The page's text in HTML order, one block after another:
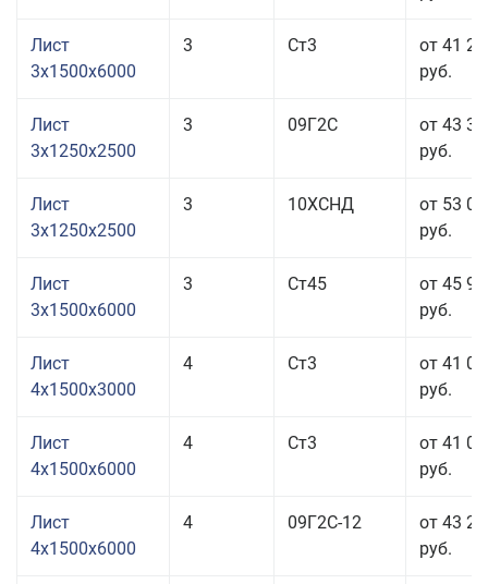
Лист
3x1500x6000
3 Ст3
от 41
руб.
Лист
3x1250x2500
3 09Г2С
от 43
руб.
Лист
3x1250x2500
3 10ХСНД
от 53
руб.
Лист
3x1500x6000
3 Ст45
от 45
руб.
Лист
4x1500x3000
4 Ст3
от 41
руб.
Лист
4x1500x6000
4 Ст3
от 41
руб.
Лист
4x1500x6000
4 09Г2С-12
от 43
руб.